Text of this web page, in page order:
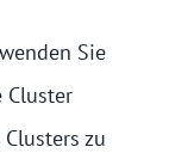
Sie
Cluster
zu